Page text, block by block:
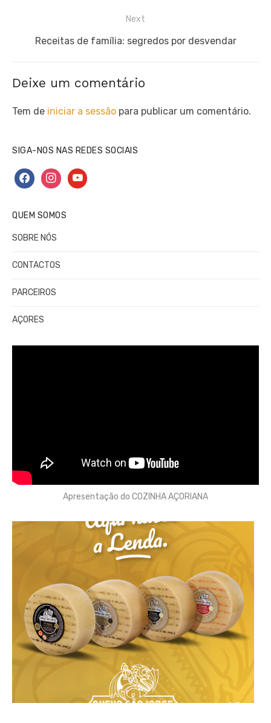
Next
Next
Receitas de família: segredos por desvendar
Deixe um comentário
Tem de iniciar a sessão para publicar um comentário.
SIGA-NOS NAS REDES SOCIAIS
facebookinstagramyoutube
QUEM SOMOS
SOBRE NÓS
CONTACTOS
PARCEIROS
AÇORES
Apresentação do COZINHA AÇORIANA